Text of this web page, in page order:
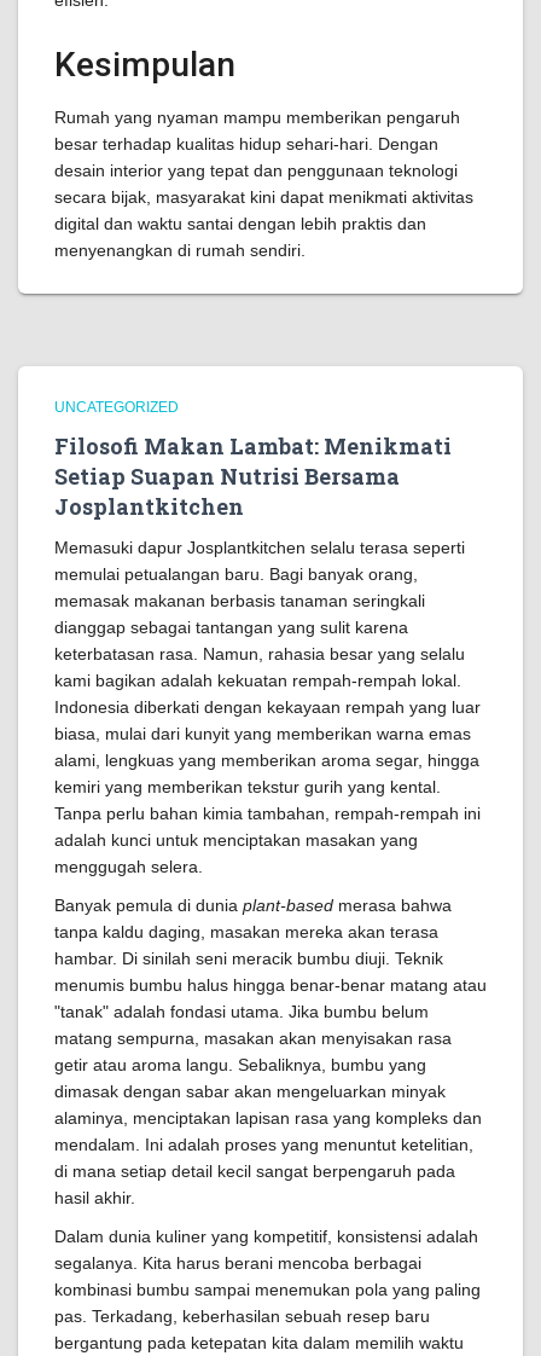
Kesimpulan
Rumah yang nyaman mampu memberikan pengaruh
besar terhadap kualitas hidup sehari-hari. Dengan
desain interior yang tepat dan penggunaan teknologi
secara bijak, masyarakat kini dapat menikmati aktivitas
digital dan waktu santai dengan lebih praktis dan
menyenangkan di rumah sendiri.
UNCATEGORIZED
Filosofi Makan Lambat: Menikmati
Setiap Suapan Nutrisi Bersama
Josplantkitchen
Memasuki dapur Josplantkitchen selalu terasa seperti
memulai petualangan baru. Bagi banyak orang,
memasak makanan berbasis tanaman seringkali
dianggap sebagai tantangan yang sulit karena
keterbatasan rasa. Namun, rahasia besar yang selalu
kami bagikan adalah kekuatan rempah-rempah lokal.
Indonesia diberkati dengan kekayaan rempah yang luar
biasa, mulai dari kunyit yang memberikan warna emas
alami, lengkuas yang memberikan aroma segar, hingga
kemiri yang memberikan tekstur gurih yang kental.
Tanpa perlu bahan kimia tambahan, rempah-rempah ini
adalah kunci untuk menciptakan masakan yang
menggugah selera.
Banyak pemula di dunia plant-based merasa bahwa
tanpa kaldu daging, masakan mereka akan terasa
hambar. Di sinilah seni meracik bumbu diuji. Teknik
menumis bumbu halus hingga benar-benar matang atau
"tanak" adalah fondasi utama. Jika bumbu belum
matang sempurna, masakan akan menyisakan rasa
getir atau aroma langu. Sebaliknya, bumbu yang
dimasak dengan sabar akan mengeluarkan minyak
alaminya, menciptakan lapisan rasa yang kompleks dan
mendalam. Ini adalah proses yang menuntut ketelitian,
di mana setiap detail kecil sangat berpengaruh pada
hasil akhir.
Dalam dunia kuliner yang kompetitif, konsistensi adalah
segalanya. Kita harus berani mencoba berbagai
kombinasi bumbu sampai menemukan pola yang paling
pas. Terkadang, keberhasilan sebuah resep baru
bergantung pada ketepatan kita dalam memilih waktu